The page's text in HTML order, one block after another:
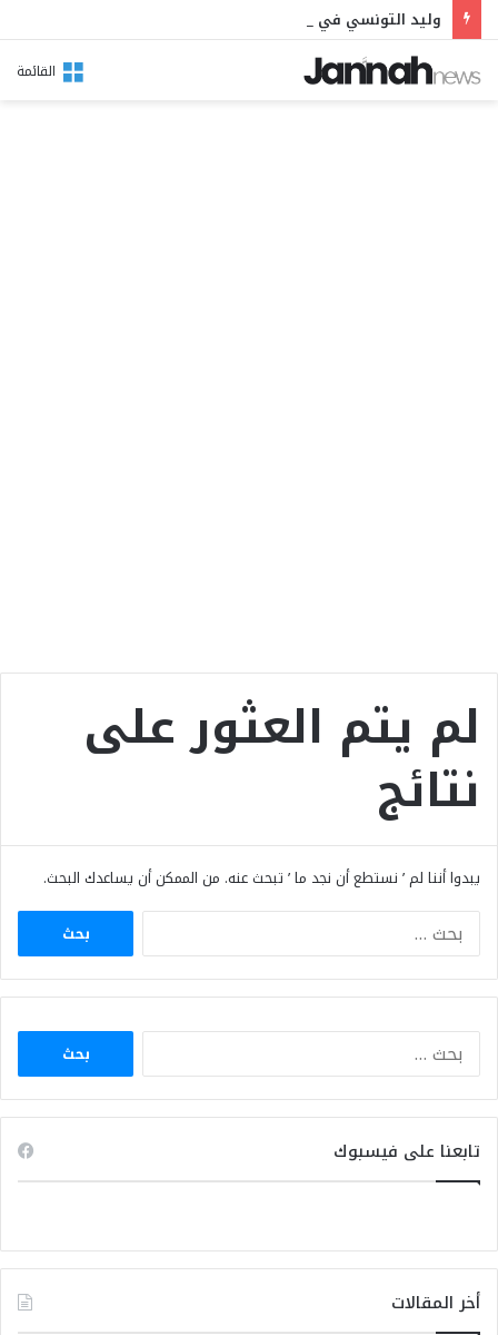
القائمة
لم يتم العثور على
نتائج
يبدوا أننا لم ’ نستطع أن نجد ما ’ تبحث عنه. من الممكن أن يساعدك البحث.
البحث
البحث
تابعنا على فيسبوك
أخر المقالات